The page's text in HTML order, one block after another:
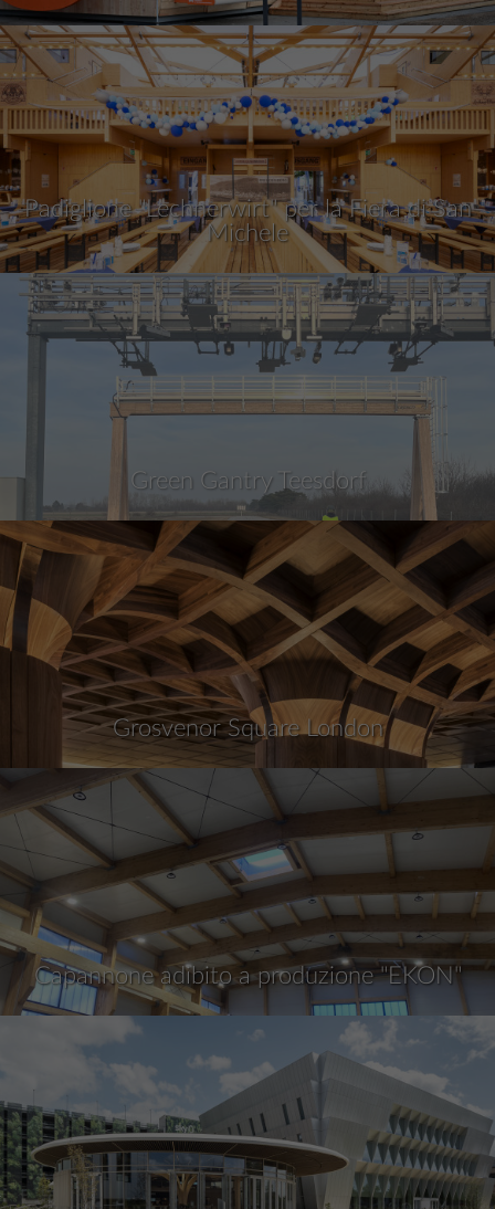
Padiglione "Lechnerwirt" per la Fiera di San
Michele
Green Gantry Teesdorf
Grosvenor Square London
Capannone adibito a produzione "EKON"